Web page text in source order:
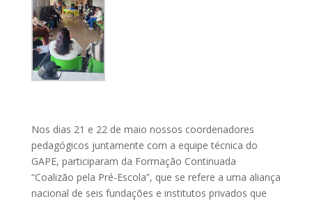
Nos dias 21 e 22 de maio nossos coordenadores
pedagógicos juntamente com a equipe técnica do
GAPE, participaram da Formação Continuada
“Coalizão pela Pré-Escola”, que se refere a uma aliança
nacional de seis fundações e institutos privados que